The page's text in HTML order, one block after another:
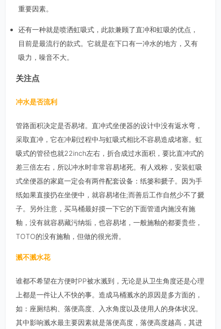
重要因素。
还有一种就是喷洒虹吸式，此款兼顾了直冲和虹吸的优点，
目前是最流行的款式。它就是在下口有一冲水的地方，又有
吸力，噪音不大。
关注点
冲水是否流利
管路面积决定是否易堵。直冲式坐便器的设计中没有返水弯，
采取直冲，它在冲刷过程中与虹吸式相比不容易造成堵塞。虹
吸式的管径也就22inch左右，折合成过水面积，要比直冲式的
差三倍左右，所以冲水时非常容易堵死。有人戏称，安装虹吸
式坐便器的家庭一定会有两件配套设备：纸篓和搋子。因为手
纸如果直接扔在坐便中，就容易堵住;而善后工作自然少不了搋
子。另外注意，买马桶最好摸一下它的下面管道内施没有施
釉，没有就容易藏污纳垢，也容易堵，一般施釉的都要贵些，
TOTO的没有施釉，但做的很光滑。
溅不溅水花
谁都不希望在方便时PP被水溅到，无论是从卫生角度还是心理
上都是一件让人不快的事。造成马桶溅水的原因是多方面的，
如：座厕结构、落便高度、入水角度以及使用人的身体状况。
其中影响溅水最主要因素就是落便高度，落便高度越高，其进